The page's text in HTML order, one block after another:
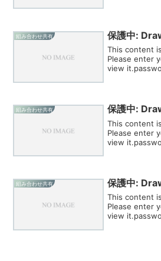
組み合わせ共有 保護中:
This content
Please enter
view
組み合わせ共有 保護中:
This content
Please enter
view
組み合わせ共有 保護中:
This content
Please enter
view